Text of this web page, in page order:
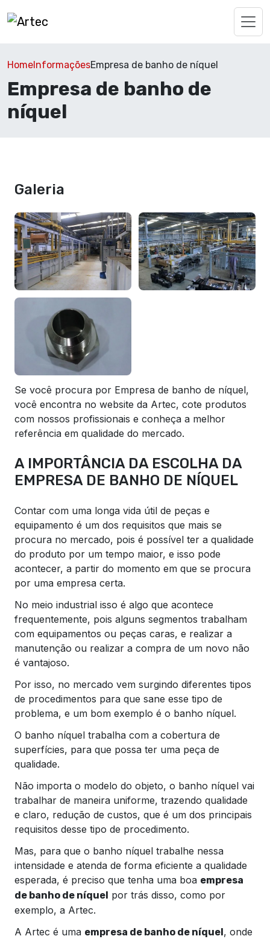
HomeInformaçõesEmpresa de banho de níquel
Empresa de banho de
níquel
Galeria
Se você procura por Empresa de banho de níquel,
você encontra no website da Artec, cote produtos
com nossos profissionais e conheça a melhor
referência em qualidade do mercado.
A IMPORTÂNCIA DA ESCOLHA DA
EMPRESA DE BANHO DE NÍQUEL
Contar com uma longa vida útil de peças e
equipamento é um dos requisitos que mais se
procura no mercado, pois é possível ter a qualidade
do produto por um tempo maior, e isso pode
acontecer, a partir do momento em que se procura
por uma empresa certa.
No meio industrial isso é algo que acontece
frequentemente, pois alguns segmentos trabalham
com equipamentos ou peças caras, e realizar a
manutenção ou realizar a compra de um novo não
é vantajoso.
Por isso, no mercado vem surgindo diferentes tipos
de procedimentos para que sane esse tipo de
problema, e um bom exemplo é o banho níquel.
O banho níquel trabalha com a cobertura de
superfícies, para que possa ter uma peça de
qualidade.
Não importa o modelo do objeto, o banho níquel vai
trabalhar de maneira uniforme, trazendo qualidade
e claro, redução de custos, que é um dos principais
requisitos desse tipo de procedimento.
Mas, para que o banho níquel trabalhe nessa
intensidade e atenda de forma eficiente a qualidade
esperada, é preciso que tenha uma boa empresa
de banho de níquel por trás disso, como por
exemplo, a Artec.
A Artec é uma empresa de banho de níquel , onde